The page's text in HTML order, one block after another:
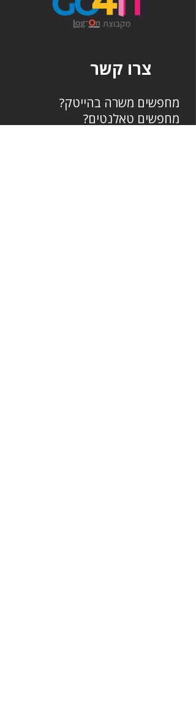
צרו קשר
מחפשים משרה בהייטק?
מחפשים טאלנטים?